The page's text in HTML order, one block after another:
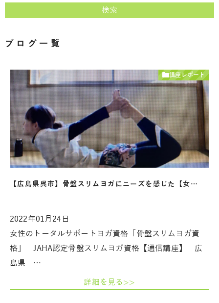
検索
ブログ一覧
講座レポート
【広島県呉市】骨盤スリムヨガにニーズを感じた【女…
2022年01月24日
女性のトータルサポートヨガ資格「骨盤スリムヨガ資
格」 JAHA認定骨盤スリムヨガ資格【通信講座】 広
島県 …
詳細を見る>>